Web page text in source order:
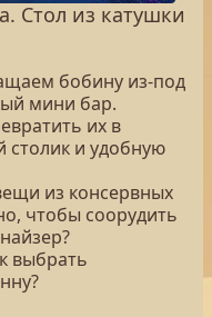
Стол из катушки
бобину из-под
мини бар.
их в
столик и удобную
из консервных
чтобы соорудить
выбрать